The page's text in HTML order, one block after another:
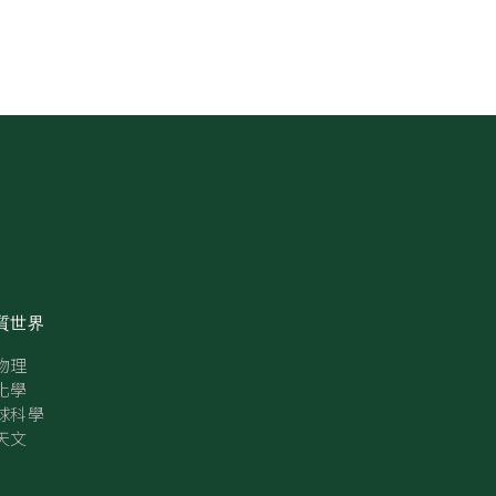
世界
理
學
科學
文